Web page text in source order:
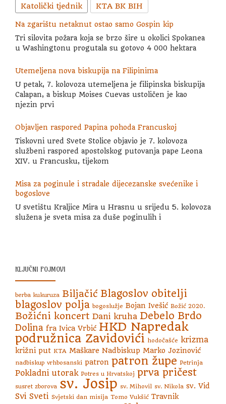
Katolički tjednik KTA BK BIH
Na zgarištu netaknut ostao samo Gospin kip
Tri silovita požara koja se brzo šire u okolici Spokanea
u Washingtonu progutala su gotovo 4 000 hektara
Utemeljena nova biskupija na Filipinima
U petak, 7. kolovoza utemeljena je filipinska biskupija
Calapan, a biskup Moises Cuevas ustoličen je kao
njezin prvi
Objavljen raspored Papina pohoda Francuskoj
Tiskovni ured Svete Stolice objavio je 7. kolovoza
službeni raspored apostolskog putovanja pape Leona
XIV. u Francusku, tijekom
Misa za poginule i stradale dijecezanske svećenike i
bogoslove
U svetištu Kraljice Mira u Hrasnu u srijedu 5. kolovoza
služena je sveta misa za duše poginulih i
KLJUČNI POJMOVI
berba kukuruza Biljačić Blagoslov obitelji
blagoslov polja bogoslužje Bojan Ivešić Božić 2020.
Božićni koncert Dani kruha Debelo Brdo
Dolina fra Ivica Vrbić HKD Napredak
podružnica Zavidovići hodočašće krizma
križni put KTA Maškare Nadbiskup Marko Jozinović
nadbiskup vrhbosanski patron patron župe Petrinja
Pokladni utorak Potres u Hrvatskoj prva pričest
susret zborova sv. Josip sv. Mihovil sv. Nikola sv. Vid
Svi Sveti Svjetski dan misija Tomo Vukšić Travnik